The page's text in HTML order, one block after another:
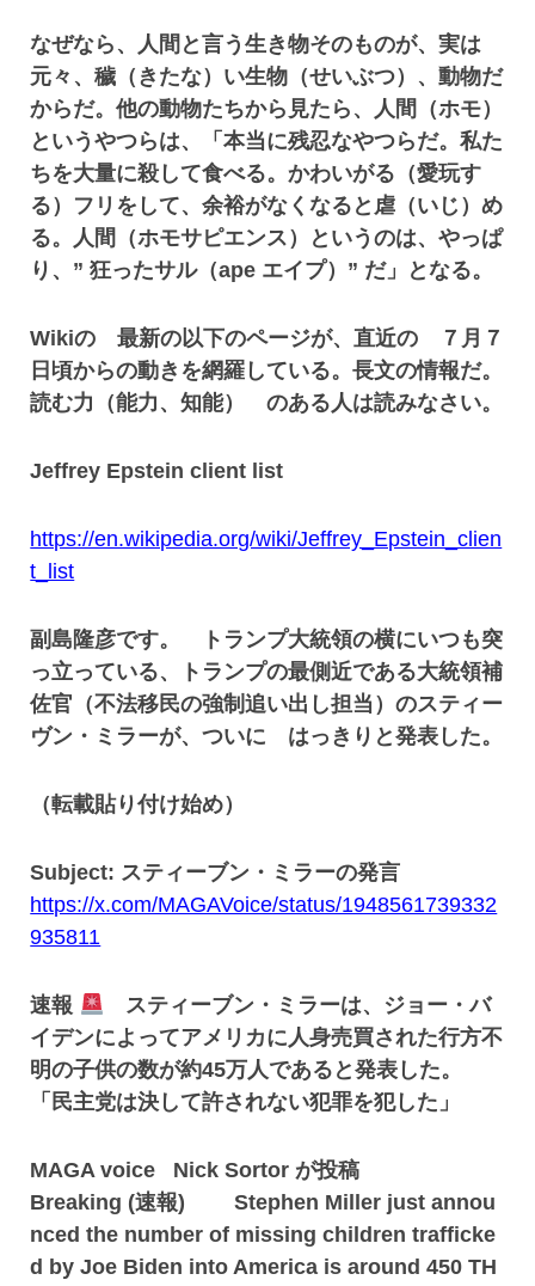
なぜなら、人間と言う生き物そのものが、実は
元々、穢（きたな）い生物（せいぶつ）、動物だ
からだ。他の動物たちから見たら、人間（ホモ）
というやつらは、「本当に残忍なやつらだ。私た
ちを大量に殺して食べる。かわいがる（愛玩す
る）フリをして、余裕がなくなると虐（いじ）め
る。人間（ホモサピエンス）というのは、やっぱ
り、” 狂ったサル（ape エイプ）” だ」となる。
Wikiの 最新の以下のページが、直近の ７月７
日頃からの動きを網羅している。長文の情報だ。
読む力（能力、知能） のある人は読みなさい。
Jeffrey Epstein client list
https://en.wikipedia.org/wiki/Jeffrey_Epstein_clien
t_list
副島隆彦です。 トランプ大統領の横にいつも突
っ立っている、トランプの最側近である大統領補
佐官（不法移民の強制追い出し担当）のスティー
ヴン・ミラーが、ついに はっきりと発表した。
（転載貼り付け始め）
Subject: スティーブン・ミラーの発言
https://x.com/MAGAVoice/status/1948561739332
935811
速報
スティーブン・ミラーは、ジョー・バ
イデンによってアメリカに人身売買された行方不
明の子供の数が約45万人であると発表した。
「民主党は決して許されない犯罪を犯した」
MAGA voice Nick Sortor が投稿
Breaking (速報) Stephen Miller just annou
nced the number of missing children trafficke
d by Joe Biden into America is around 450 TH